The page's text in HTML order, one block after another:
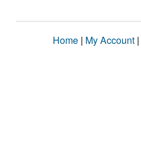
Home | My Account |